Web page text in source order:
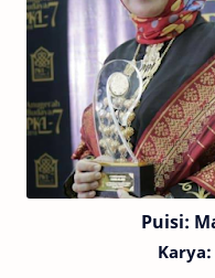
Puisi: